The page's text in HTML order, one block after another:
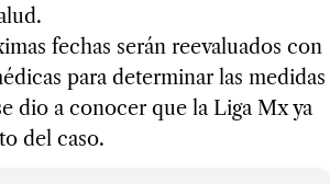
fechas serán reevaluados con
para determinar las medidas
dio a conocer que la Liga Mx ya
del caso.